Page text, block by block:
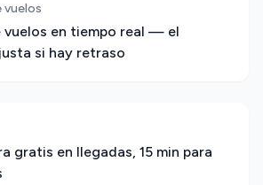
vuelos
vuelos en tiempo real — el
si hay retraso
gratis en llegadas, 15 min para